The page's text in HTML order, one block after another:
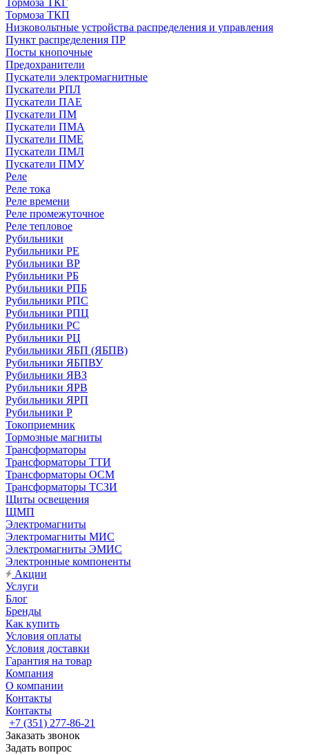
Тормоза ТКГ
Тормоза ТКП
Низковольтные устройства распределения и управления
Пункт распределения ПР
Посты кнопочные
Предохранители
Пускатели электромагнитные
Пускатели РПЛ
Пускатели ПАЕ
Пускатели ПМ
Пускатели ПМА
Пускатели ПМЕ
Пускатели ПМЛ
Пускатели ПМУ
Реле
Реле тока
Реле времени
Реле промежуточное
Реле тепловое
Рубильники
Рубильники РЕ
Рубильники ВР
Рубильники РБ
Рубильники РПБ
Рубильники РПС
Рубильники РПЦ
Рубильники РС
Рубильники РЦ
Рубильники ЯБП (ЯБПВ)
Рубильники ЯБПВУ
Рубильники ЯВЗ
Рубильники ЯРВ
Рубильники ЯРП
Рубильники Р
Токоприемник
Тормозные магниты
Трансформаторы
Трансформаторы ТТИ
Трансформаторы ОСМ
Трансформаторы ТСЗИ
Щиты освещения
ЩМП
Электромагниты
Электромагниты МИС
Электромагниты ЭМИС
Электронные компоненты
Акции
Услуги
Блог
Бренды
Как купить
Условия оплаты
Условия доставки
Гарантия на товар
Компания
О компании
Контакты
Контакты
+7 (351) 277-86-21
Заказать звонок
Задать вопрос